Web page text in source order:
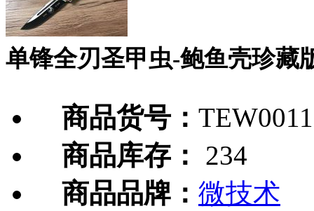
单锋全刃圣甲虫-鲍鱼壳珍藏
商品货号：
商品库存：
234
商品品牌： 微技术